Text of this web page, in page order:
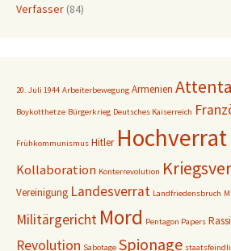
Verfasser (84)
20. Juli 1944 Arbeiterbewegung Armenien
Boykotthetze Bürgerkrieg Deutsches Kaiserreich
Frühkommunismus Hitler Hochverrat
Kollaboration Konterrevolution
Vereinigung Landesverrat Landfriedensbruch
Militärgericht Mord Pentagon Papers
Revolution Sabotage Spionage